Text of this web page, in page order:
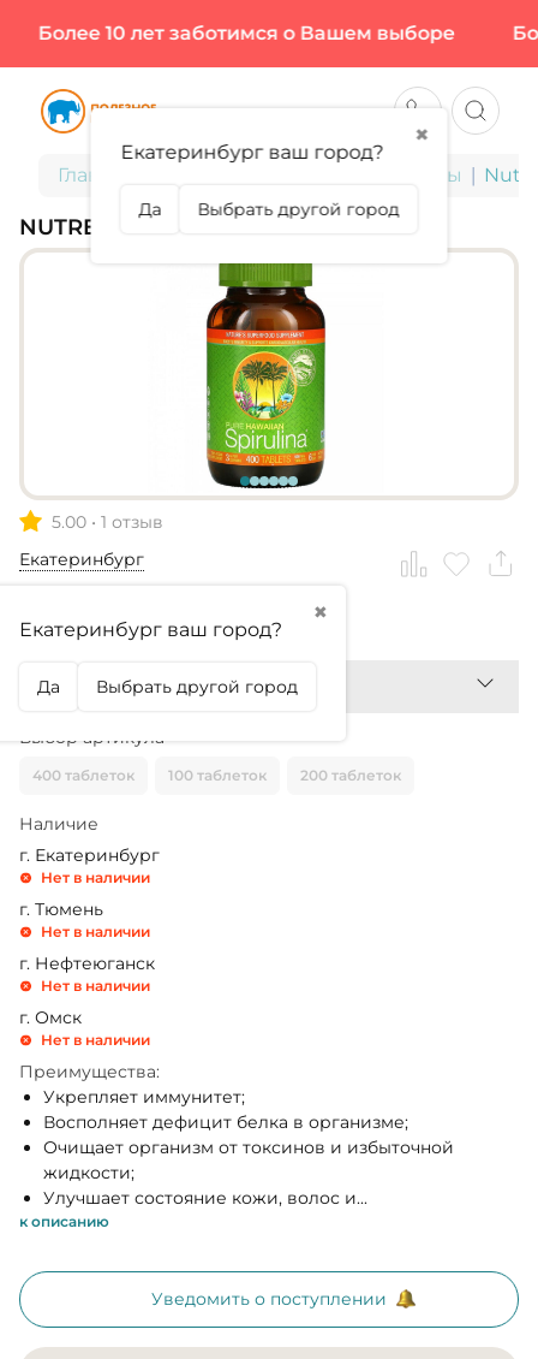
Более 10 лет заботимся о Вашем выборе
Главная БАДы для здоровья и красоты
NUTREX, HAWAII SPIRULINA 500 МГ
5.00 • 1 отзыв
Екатеринбург
✖
Екатеринбург ваш город?
Да Выбрать другой город
3 699,99₽
Выбор артикула
400 таблеток 100 таблеток 200 таблеток
Наличие
г. Екатеринбург
Нет в наличии
г. Тюмень
Нет в наличии
г. Нефтеюганск
Нет в наличии
г. Омск
Нет в наличии
Преимущества:
Укрепляет иммунитет;
Восполняет дефицит белка в организме;
Очищает организм от токсинов и избыточной
жидкости;
Улучшает состояние кожи, волос и...
к описанию
Уведомить о поступлении
✖
Екатеринбург ваш город?
Да Выбрать другой город